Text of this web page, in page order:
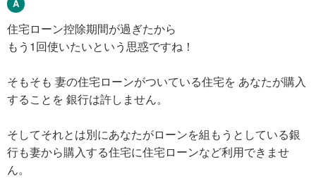
住宅ローン控除期間が過ぎたから
もう1回使いたいという思惑ですね！
そもそも 妻の住宅ローンがついている住宅を あなたが購入
することを 銀行は許しません。
そしてそれとは別にあなたがローンを組もうとしている銀
行も妻から購入する住宅に住宅ローンなど利用できませ
ん。